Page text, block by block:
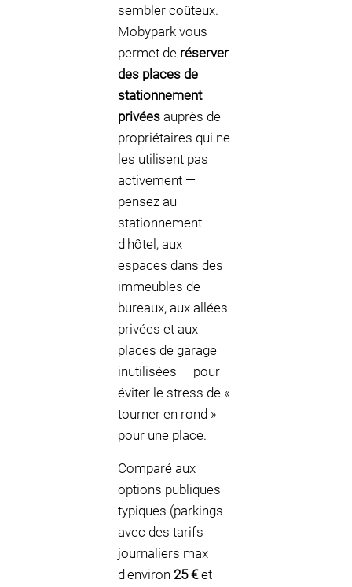
sembler coûteux.
Mobypark vous
permet de réserver
des places de
stationnement
privées auprès de
propriétaires qui ne
les utilisent pas
activement —
pensez au
stationnement
d'hôtel, aux
espaces dans des
immeubles de
bureaux, aux allées
privées et aux
places de garage
inutilisées — pour
éviter le stress de «
tourner en rond »
pour une place.
Comparé aux
options publiques
typiques (parkings
avec des tarifs
journaliers max
d'environ 25 €et